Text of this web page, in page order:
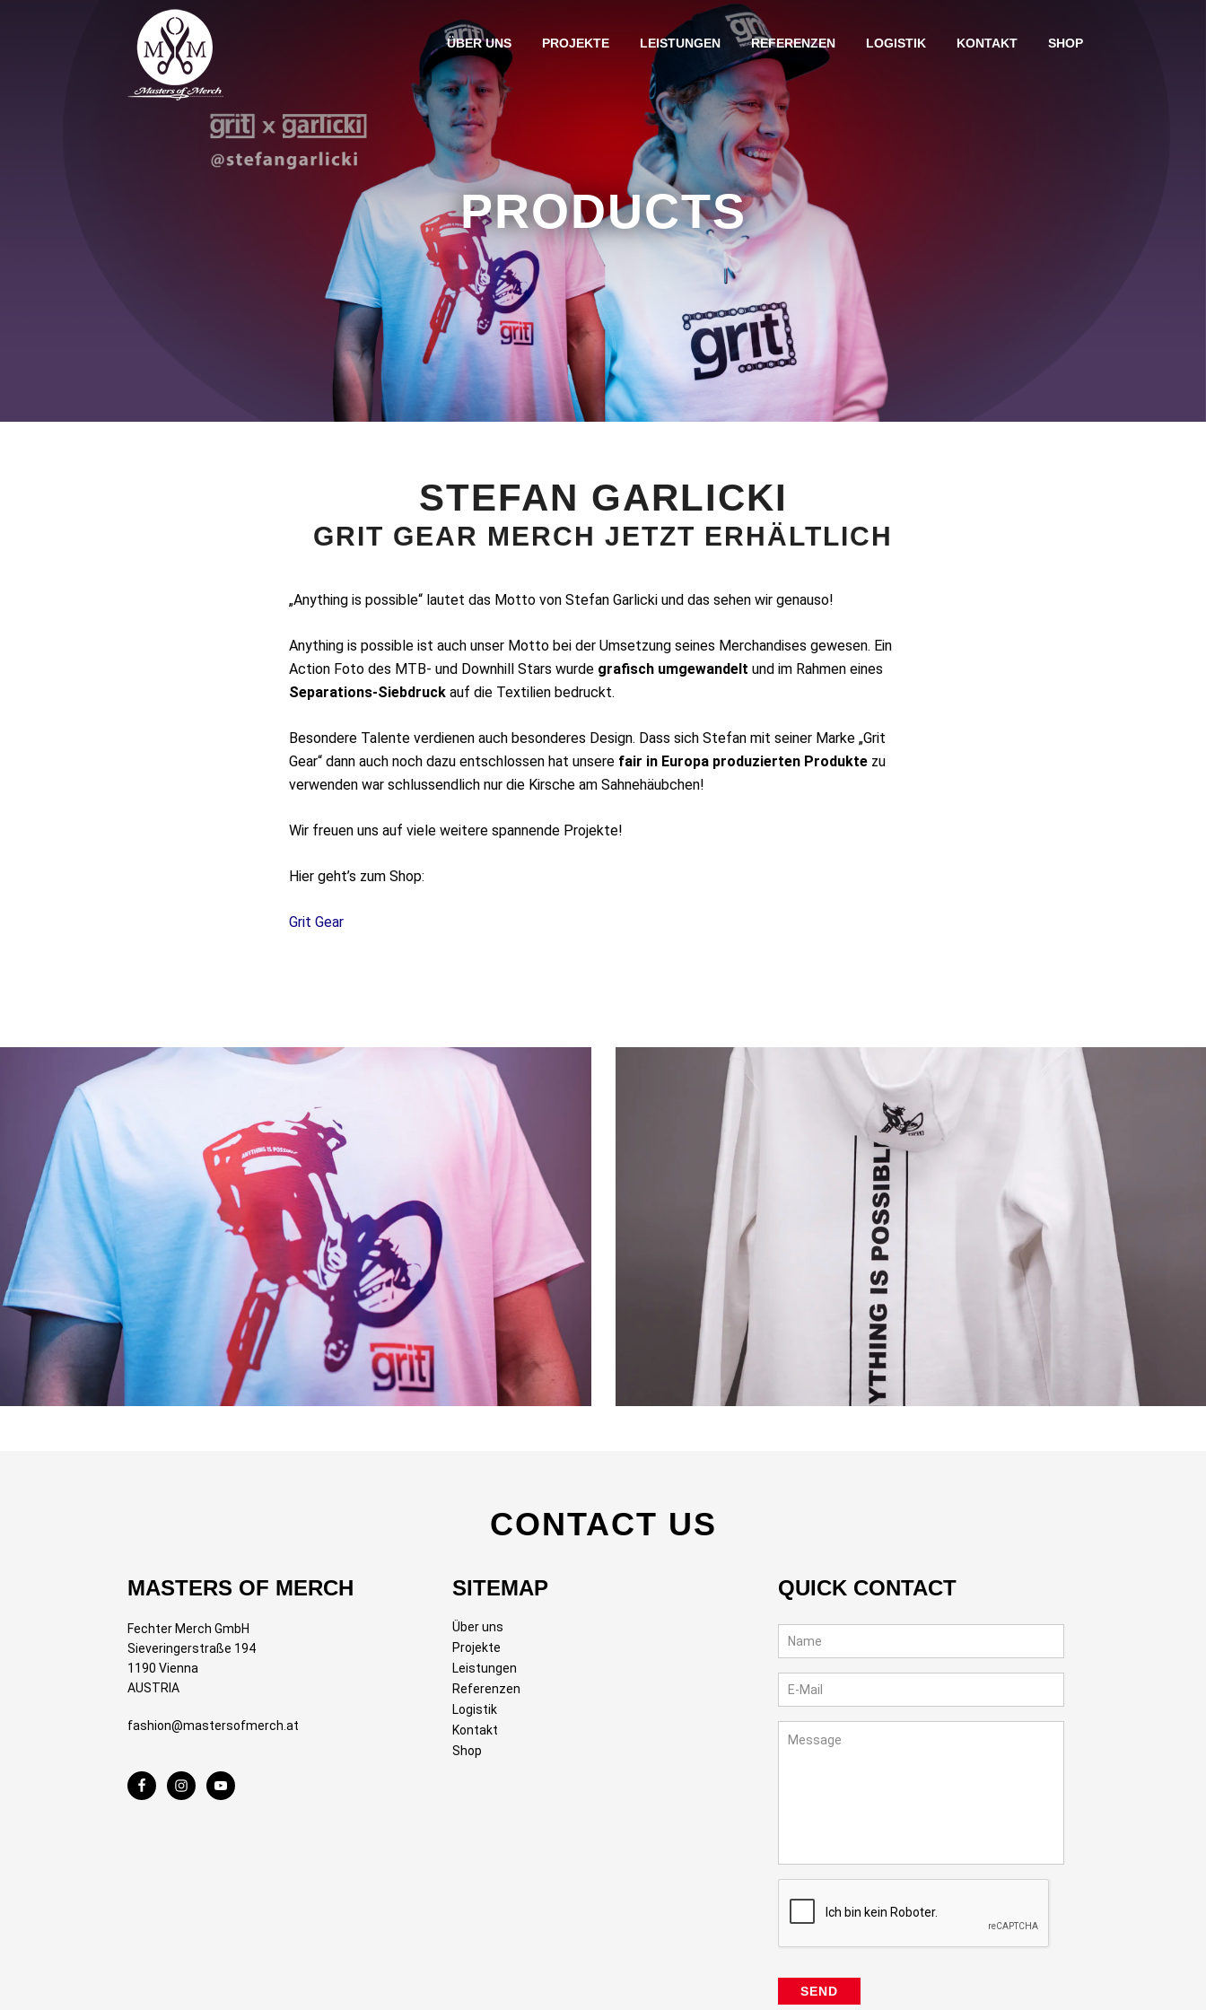
ÜBER UNS PROJEKTE LEISTUNGEN REFERENZEN LOGISTIK KONTAKT SHOP
PRODUCTS
STEFAN GARLICKI
GRIT GEAR MERCH JETZT ERHÄLTLICH
„Anything is possible“ lautet das Motto von Stefan Garlicki und das sehen wir genauso!
Anything is possible ist auch unser Motto bei der Umsetzung seines Merchandises gewesen. Ein
Action Foto des MTB- und Downhill Stars wurde grafisch umgewandelt und im Rahmen eines
Separations-Siebdruck auf die Textilien bedruckt.
Besondere Talente verdienen auch besonderes Design. Dass sich Stefan mit seiner Marke „Grit
Gear“ dann auch noch dazu entschlossen hat unsere fair in Europa produzierten Produkte zu
verwenden war schlussendlich nur die Kirsche am Sahnehäubchen!
Wir freuen uns auf viele weitere spannende Projekte!
Hier geht’s zum Shop:
Grit Gear
CONTACT US
MASTERS OF MERCH
Fechter Merch GmbH
Sieveringerstraße 194
1190 Vienna
AUSTRIA
fashion@mastersofmerch.at
SITEMAP
Über uns
Projekte
Leistungen
Referenzen
Logistik
Kontakt
Shop
QUICK CONTACT